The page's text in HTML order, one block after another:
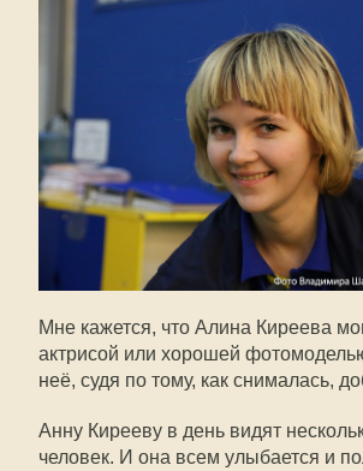
Мне кажется, что Алина Киреева
актрисой или хорошей
неё, судя по тому, как снималась,
Анну Кирееву в день видят
человек. И она всем улыбается и